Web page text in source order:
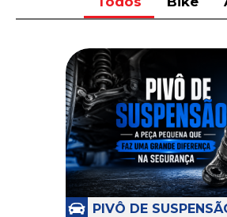
PIVÔ DE